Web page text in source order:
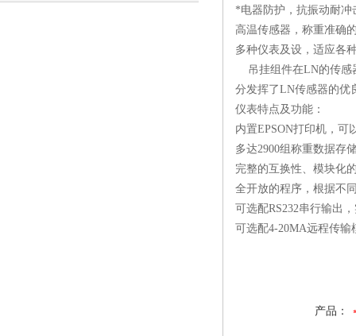
*电器防护，抗振动耐冲
高温传感器，称重准确
多种仪表及设，适应各
吊挂组件在LN的传感
分发挥了LN传感器的优
仪表特点及功能：
内置EPSON打印机，可
多达2900组称重数据存
完整的互换性、模块化
全开放的程序，根据不
可选配RS232串行输出
可选配4-20MA远程传输
产品：